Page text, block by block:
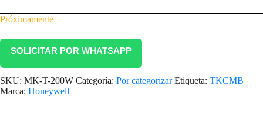
Próximamente
SOLICITAR POR WHATSAPP
SKU: MK-T-200W Categoría: Por categorizar Etiqueta: TKCMB
Marca: Honeywell